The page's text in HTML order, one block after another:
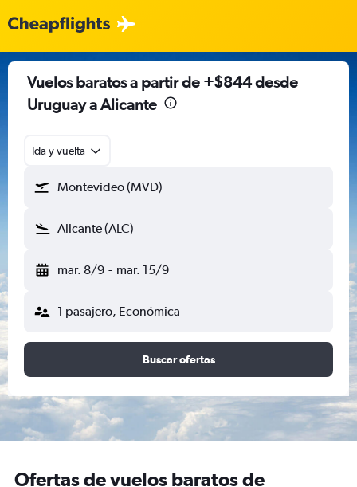
Vuelos baratos a partir de +$844 desde
Uruguay a Alicante
Ida y vuelta
Montevideo (MVD)
Alicante (ALC)
mar. 8/9 - mar. 15/9
1 pasajero, Económica
Buscar ofertas
Ofertas de vuelos baratos de